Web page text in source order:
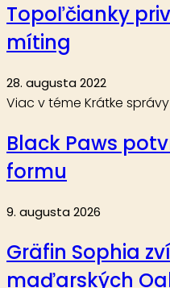
Topoľčianky
míting
28. augusta 2022
Viac v téme Krátke správy
Black Paws
formu
9. augusta 2026
Gräfin Sophia
maďarských